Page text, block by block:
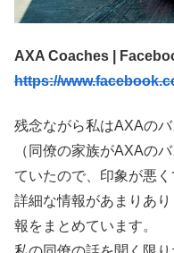
AXA Coaches |
https://
残念ながら私はAXAの
（同僚の家族がAXAの
ていたので、印象が悪
詳細な情報があまりあ
報をまとめています。